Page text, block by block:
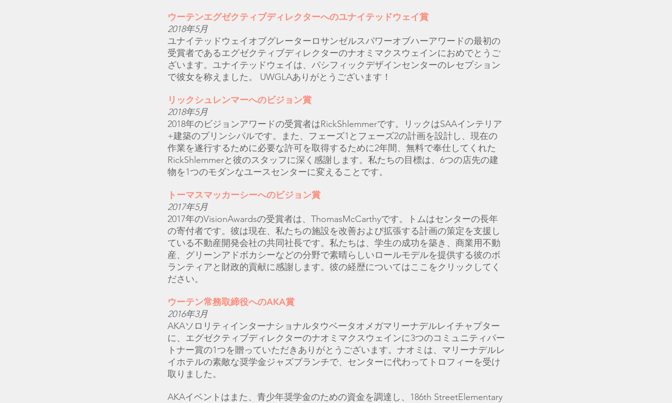
ウーテンエグゼクティブディレクターへのユナイテッドウェイ賞
2018年5月
ユナイテッドウェイオブグレーターロサンゼルスパワーオブハーアワードの最初の
受賞者であるエグゼクティブディレクターのナオミマクスウェインにおめでとうご
ざいます。ユナイテッドウェイは、パシフィックデザインセンターのレセプション
で彼女を称えました。 UWGLAありがとうございます！
リックシュレンマーへのビジョン賞
2018年5月
2018年のビジョンアワードの受賞者はRickShlemmerです。リックはSAAインテリア
+建築のプリンシパルです。また、フェーズ1とフェーズ2の計画を設計し、現在の
作業を遂行するために必要な許可を取得するために2年間、無料で奉仕してくれた
RickShlemmerと彼のスタッフに深く感謝します。私たちの目標は、6つの店先の建
物を1つのモダンなユースセンターに変えることです。
トーマスマッカーシーへのビジョン賞
2017年5月
2017年のVisionAwardsの受賞者は、ThomasMcCarthyです。トムはセンターの長年
の寄付者です。彼は現在、私たちの施設を改善および拡張する計画の策定を支援し
ている不動産開発会社の共同社長です。私たちは、学生の成功を築き、商業用不動
産、グリーンアドボカシーなどの分野で素晴らしいロールモデルを提供する彼のボ
ランティアと財政的貢献に感謝します。彼の経歴についてはここをクリックしてく
ださい。
ウーテン常務取締役へのAKA賞
2016年3月
AKAソロリティインターナショナルタウベータオメガマリーナデルレイチャプター
に、エグゼクティブディレクターのナオミマクスウェインに3つのコミュニティパー
トナー賞の1つを贈っていただきありがとうございます。ナオミは、マリーナデルレ
イホテルの素敵な奨学金ジャズブランチで、センターに代わってトロフィーを受け
取りました。
AKAイベントはまた、青少年奨学金のための資金を調達し、186th StreetElementary